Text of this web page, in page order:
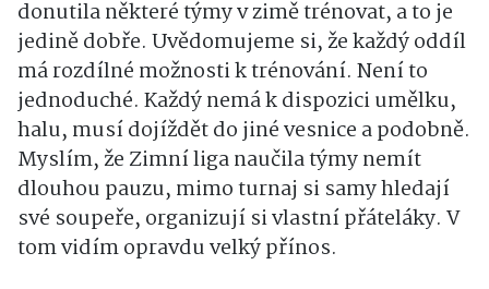
donutila některé týmy v zimě trénovat, a to je
jedině dobře. Uvědomujeme si, že každý oddíl
má rozdílné možnosti k trénování. Není to
jednoduché. Každý nemá k dispozici umělku,
halu, musí dojíždět do jiné vesnice a podobně.
Myslím, že Zimní liga naučila týmy nemít
dlouhou pauzu, mimo turnaj si samy hledají
své soupeře, organizují si vlastní přáteláky. V
tom vidím opravdu velký přínos.